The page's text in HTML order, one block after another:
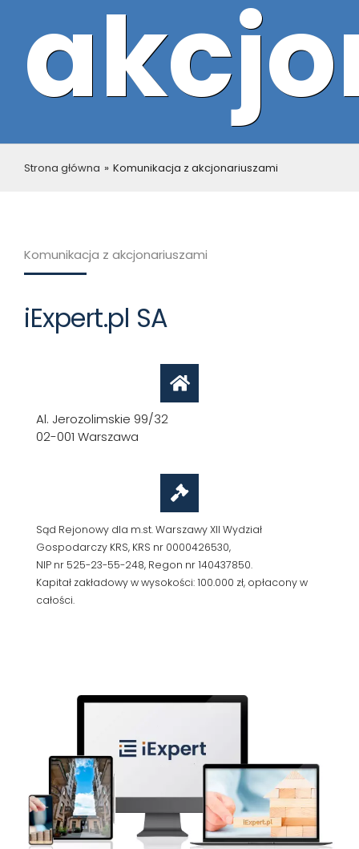
Strona główna » Komunikacja z akcjonariuszami
Komunikacja z akcjonariuszami
iExpert.pl SA
Al. Jerozolimskie 99/32
02-001 Warszawa
Sąd Rejonowy dla m.st. Warszawy XII Wydział
Gospodarczy KRS, KRS nr 0000426530,
NIP nr 525-23-55-248, Regon nr 140437850.
Kapitał zakładowy w wysokości: 100.000 zł, opłacony w
całości.